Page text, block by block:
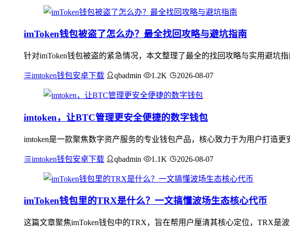
imToken钱包被盗了怎么办？最全找回攻略与避坑指南
针对imToken钱包被盗的紧急情况，本文整理了最全的找回攻略与实用避坑
imtoken钱包安卓下载 qbadmin 1.2K 2026-08-07
imtoken，让BTC管理更安全便捷的数字钱包
imtoken是一款聚焦数字资产服务的专业钱包产品，核心致力于为用户打造
imtoken钱包安卓下载 qbadmin 1.1K 2026-08-07
imToken钱包里的TRX是什么？一文搞懂波场生态核心代币
这篇文章聚焦imToken钱包中的TRX，旨在帮用户厘清其核心定位，TRX是